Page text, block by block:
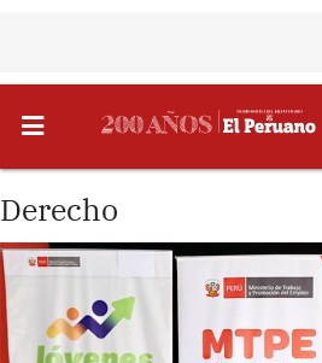
Derecho